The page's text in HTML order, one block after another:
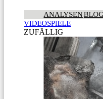
ANALYSEN
VIDEOSPIELE
ZUFÄLLIG